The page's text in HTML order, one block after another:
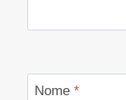
Nome *